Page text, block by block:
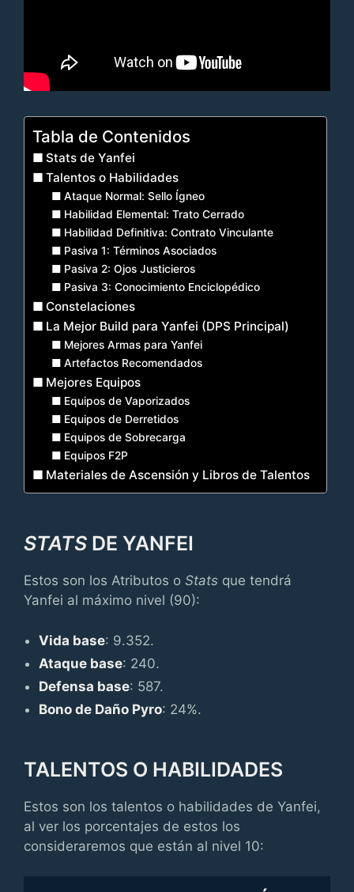
Tabla de Contenidos
Stats de Yanfei
Talentos o Habilidades
Ataque Normal: Sello Ígneo
Habilidad Elemental: Trato Cerrado
Habilidad Definitiva: Contrato Vinculante
Pasiva 1: Términos Asociados
Pasiva 2: Ojos Justicieros
Pasiva 3: Conocimiento Enciclopédico
Constelaciones
La Mejor Build para Yanfei (DPS Principal)
Mejores Armas para Yanfei
Artefactos Recomendados
Mejores Equipos
Equipos de Vaporizados
Equipos de Derretidos
Equipos de Sobrecarga
Equipos F2P
Materiales de Ascensión y Libros de Talentos
STATS DE YANFEI
Estos son los Atributos o Stats que tendrá
Yanfei al máximo nivel (90):
Vida base: 9.352.
Ataque base: 240.
Defensa base: 587.
Bono de Daño Pyro: 24%.
TALENTOS O HABILIDADES
Estos son los talentos o habilidades de Yanfei,
al ver los porcentajes de estos los
consideraremos que están al nivel 10: